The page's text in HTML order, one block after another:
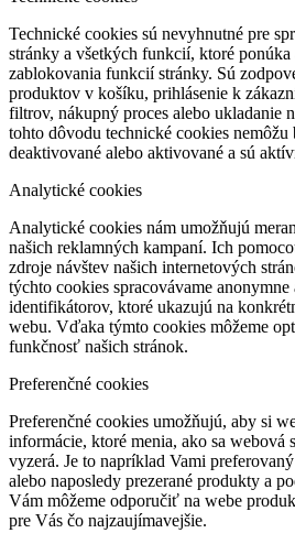
Technické cookies sú nevyhnutné pre
stránky a všetkých funkcií, ktoré
zablokovania funkcií stránky. Sú
produktov v košíku, prihlásenie k
filtrov, nákupný proces alebo ukladanie
tohto dôvodu technické cookies
deaktivované alebo aktivované a sú
Analytické cookies
Analytické cookies nám umožňujú
našich reklamných kampaní. Ich
zdroje návštev našich internetových
týchto cookies spracovávame anonymne
identifikátorov, ktoré ukazujú na
webu. Vďaka týmto cookies môžeme
funkčnosť našich stránok.
Preferenčné cookies
Preferenčné cookies umožňujú, aby si
informácie, ktoré menia, ako sa webová
vyzerá. Je to napríklad Vami
alebo naposledy prezerané produkty a
Vám môžeme odporučiť na webe
pre Vás čo najzaujímavejšie.